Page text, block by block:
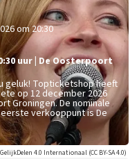
om 20:30
uur De Oosterpoort
geluk! Topticketshop heeft
op 12 december 2026
Groningen. De nominale
verkooppunt is De
4.0 Internationaal (CC BY-SA 4.0)